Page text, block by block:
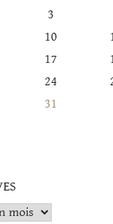
3
10
17
24
31